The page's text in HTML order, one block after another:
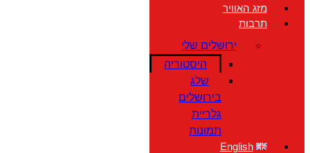
מזג האוויר
תרבות
ירושלים שלי
היסטוריה
שלג
בירושלים
גלריית
תמונות
English